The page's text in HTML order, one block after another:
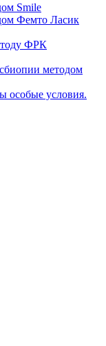
Smile
Фемто Ласик
ФРК
методом
особые условия.